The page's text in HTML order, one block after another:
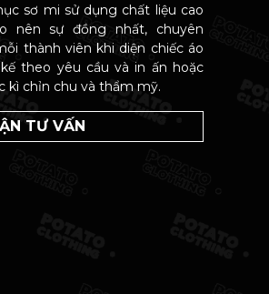
sơ mi sử dụng chất liệu cao
nên sự đồng nhất, chuyên
thành viên khi diện chiếc áo
theo yêu cầu và in ấn hoặc
kì chỉn chu và thẩm mỹ.
TƯ VẤN